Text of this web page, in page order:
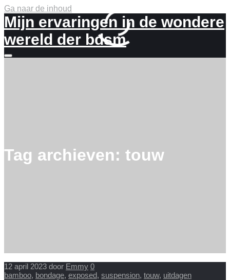
Ga naar de inhoud
Mijn ervaringen in de wondere
wereld der bdsm
Meer
Tag archieven: touw
12 april 2023 door Emmy 0
bamboo, bondage, exposed, suspension, touw, uitdagen